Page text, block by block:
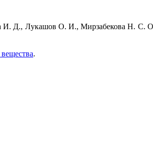
И. Д., Лукашов О. И., Мирзабекова Н. С.
.